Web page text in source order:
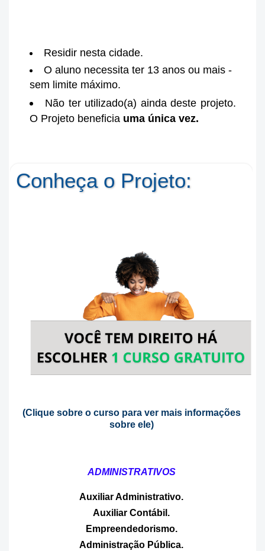
Residir nesta cidade.
O aluno necessita ter 13 anos ou mais -
sem limite máximo.
Não ter utilizado(a) ainda deste projeto.
O Projeto beneficia uma única vez.